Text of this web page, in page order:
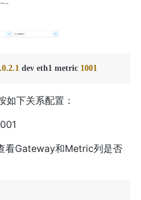
.2.1 dev eth1 metric 1001
下关系配置：
看Gateway和Metric列是否